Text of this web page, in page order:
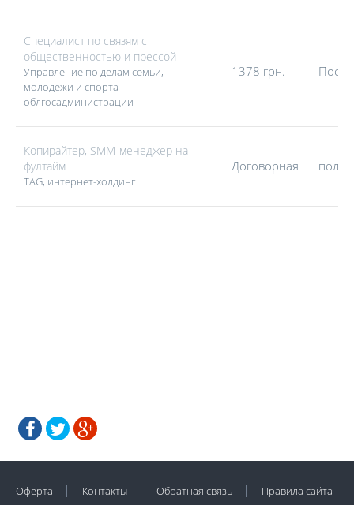
Специалист по связям с
общественностью и прессой
Управление по делам семьи,
молодежи и спорта
облгосадминистрации
1378 грн.
Копирайтер, SMM-менеджер на
фултайм
TAG, интернет-холдинг
Договорная
Оферта Контакты Обратная связь
Правила сайта